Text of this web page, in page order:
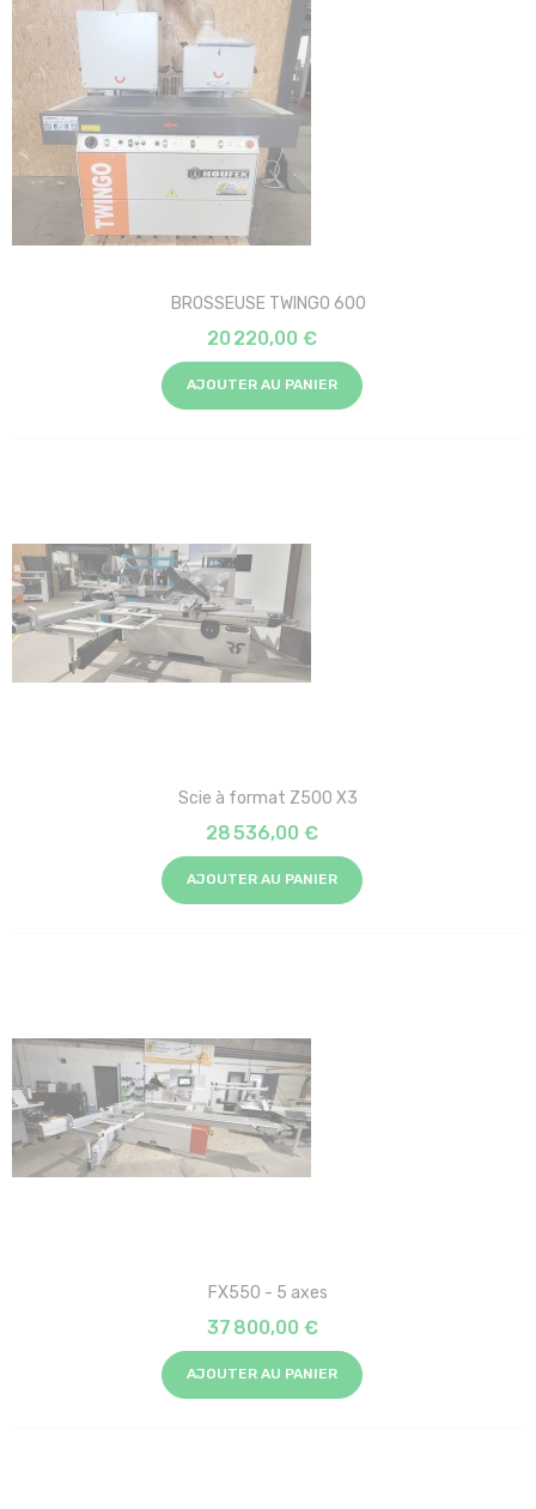
BROSSEUSE TWINGO 600
20 220,00 €
AJOUTER AU PANIER
Scie à format Z500 X3
28 536,00 €
AJOUTER AU PANIER
FX550 - 5 axes
37 800,00 €
AJOUTER AU PANIER